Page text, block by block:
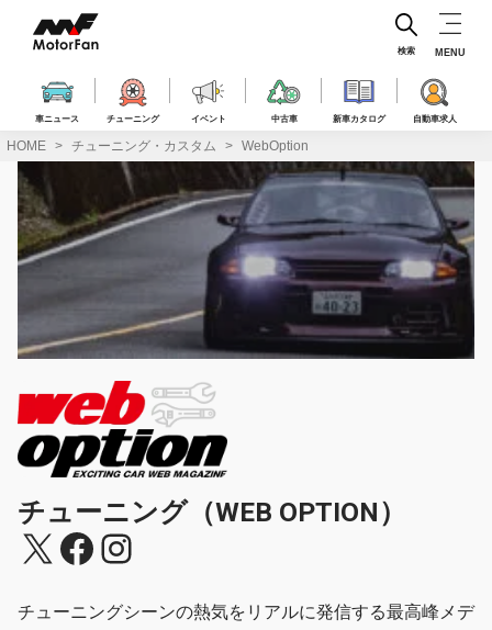
ス
車ニュース チューニング イベント 中古車 新車カタログ 自動車求人
検索 MENU
HOME チューニング・カスタム WebOption
チューニング（WEB OPTION）
X Facebook
Instagram
チューニングシーンの熱気をリアルに発信する最高峰メデ